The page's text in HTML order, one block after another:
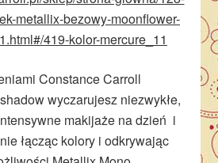
metallix-bezowy-moonflower-
419-kolor-mercure_11
Constance Carroll
wyczarujesz niezwykłe,
makijaże na dzień i
łącząc kolory i odkrywając